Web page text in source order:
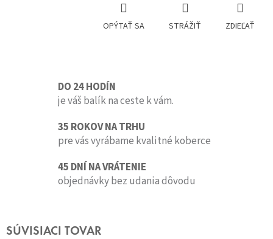
OPÝTAŤ SA STRÁŽIŤ ZDIEĽAŤ
DO 24 HODÍN
je váš balík na ceste k vám.
35 ROKOV NA TRHU
pre vás vyrábame kvalitné koberce
45 DNÍ NA VRÁTENIE
objednávky bez udania dôvodu
SÚVISIACI TOVAR